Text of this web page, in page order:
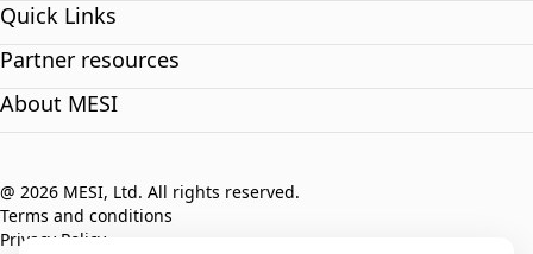
Quick Links
Partner resources
About MESI
@ 2026 MESI, Ltd. All rights reserved.
Terms and conditions
Privacy Policy